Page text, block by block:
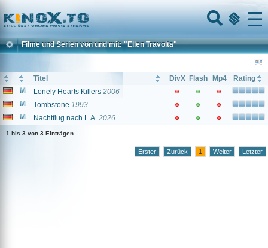
Home
Menu
Filme und Serien von und mit: "Ellen Travolta"
Titel DivX Flash Mp4
Rating
Lonely Hearts Killers 2006
Tombstone 1993
Nachtflug nach L.A. 2026
1 bis 3 von 3 Einträgen
Erster Zurück 1 Weiter Letzter